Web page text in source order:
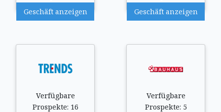
Geschäft anzeigen
Geschäft anzeigen
Verfügbare
Prospekte: 16
Verfügbare
Prospekte: 5